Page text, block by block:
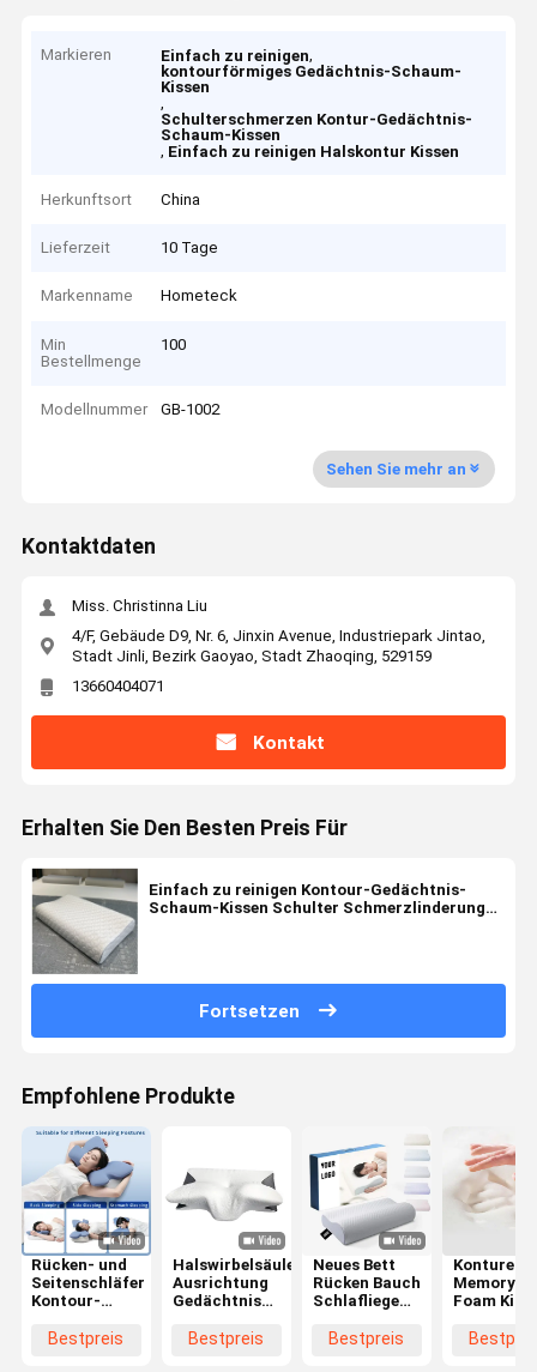
Markieren Einfach zu reinigen,
kontourförmiges Gedächtnis-Schaum-
Kissen
,
Schulterschmerzen Kontur-Gedächtnis-
Schaum-Kissen
, Einfach zu reinigen Halskontur Kissen
Herkunftsort China
Lieferzeit 10 Tage
Markenname Hometeck
Min
Bestellmenge
100
Modellnummer GB-1002
Sehen Sie mehr an
Kontaktdaten
Miss. Christinna Liu
4/F, Gebäude D9, Nr. 6, Jinxin Avenue, Industriepark Jintao,
Stadt Jinli, Bezirk Gaoyao, Stadt Zhaoqing, 529159
13660404071
Kontakt
Erhalten Sie Den Besten Preis Für
Einfach zu reinigen Kontour-Gedächtnis-
Schaum-Kissen Schulter Schmerzlinderung
Fortsetzen
Empfohlene Produkte
Rücken- und
Seitenschläfer
Kontour-
Speicherschaum
Bestpreis
Halswirbelsäule
Ausrichtung
Gedächtnis
Kissen Kontur
Bestpreis
Neues Bett
Rücken Bauch
Schlafliege
Kissen Hals
Bestpreis
Kontured
Memory
Foam
Wahl für